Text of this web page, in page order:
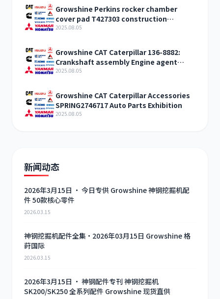
Growshine Perkins rocker chamber
cover pad T427303 construction
machinery internal combustion engine
2025.08.05
Growshine CAT Caterpillar 136-8882:
Crankshaft assembly Engine agent
sales
2025.08.05
Growshine CAT Caterpillar Accessories
SPRING2746717 Auto Parts Exhibition
2025.08.05
新闻动态
2026年3月15日 · 今日专供 Growshine 神钢挖掘机配
件 50款核心零件
2026.03.15
神钢挖掘机配件全集·2026年03月15日 Growshine 格
莳国际
2026.03.15
2026年3月15日 · 神钢配件专刊 神钢挖掘机
SK200/SK250 全系列配件 Growshine 现货直供